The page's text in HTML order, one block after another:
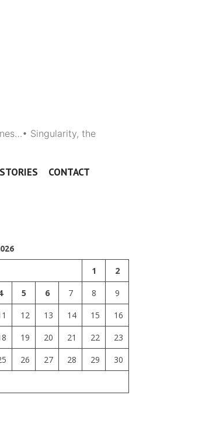
Singularity, the
STORIES CONTACT
1
2
5 6 7 8
9
12 13 14 15
16
19 20 21 22
23
26 27 28 29
30